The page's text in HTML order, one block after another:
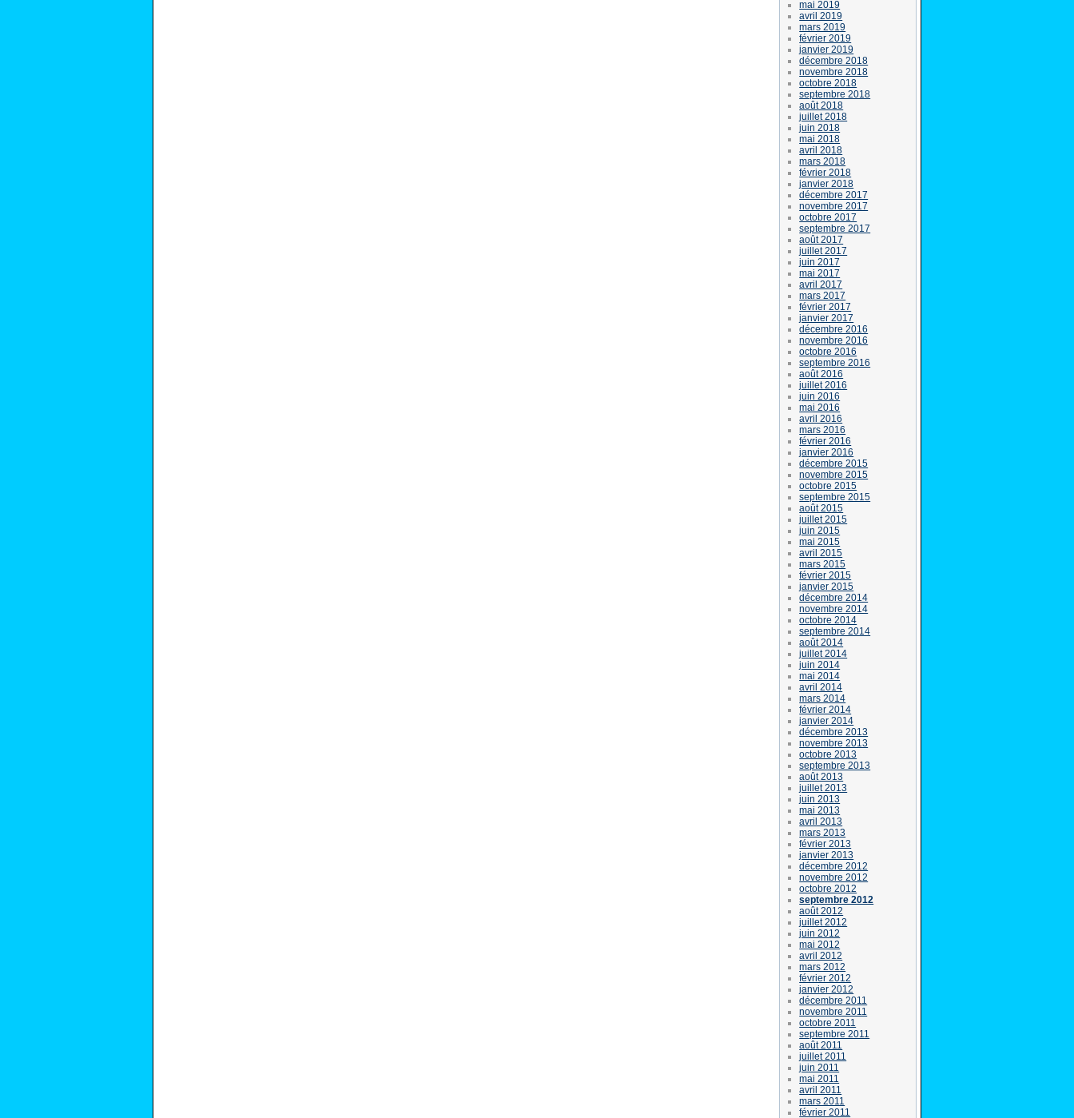
mai 2019
avril 2019
mars 2019
février 2019
janvier 2019
décembre 2018
novembre 2018
octobre 2018
septembre 2018
août 2018
juillet 2018
juin 2018
mai 2018
avril 2018
mars 2018
février 2018
janvier 2018
décembre 2017
novembre 2017
octobre 2017
septembre 2017
août 2017
juillet 2017
juin 2017
mai 2017
avril 2017
mars 2017
février 2017
janvier 2017
décembre 2016
novembre 2016
octobre 2016
septembre 2016
août 2016
juillet 2016
juin 2016
mai 2016
avril 2016
mars 2016
février 2016
janvier 2016
décembre 2015
novembre 2015
octobre 2015
septembre 2015
août 2015
juillet 2015
juin 2015
mai 2015
avril 2015
mars 2015
février 2015
janvier 2015
décembre 2014
novembre 2014
octobre 2014
septembre 2014
août 2014
juillet 2014
juin 2014
mai 2014
avril 2014
mars 2014
février 2014
janvier 2014
décembre 2013
novembre 2013
octobre 2013
septembre 2013
août 2013
juillet 2013
juin 2013
mai 2013
avril 2013
mars 2013
février 2013
janvier 2013
décembre 2012
novembre 2012
octobre 2012
septembre 2012
août 2012
juillet 2012
juin 2012
mai 2012
avril 2012
mars 2012
février 2012
janvier 2012
décembre 2011
novembre 2011
octobre 2011
septembre 2011
août 2011
juillet 2011
juin 2011
mai 2011
avril 2011
mars 2011
février 2011